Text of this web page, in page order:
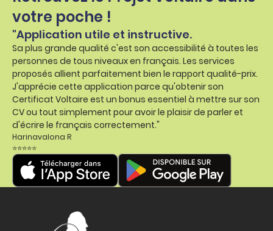
votre poche !
"Application utile et instructive.
Sa plus grande qualité c'est son accessibilité à toutes les
personnes de tous niveaux en français. Les services
proposés allient parfaitement bien le rapport qualité-prix.
J'apprécie cette application parce qu'obtenir son
Certificat Voltaire est un bonus essentiel à mettre sur son
CV ou tout simplement pour avoir le plaisir de parler et
d'écrire le français correctement."
Harinavalona R
⭐⭐⭐⭐⭐